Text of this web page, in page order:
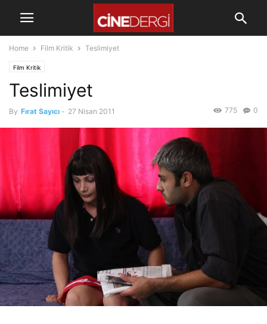
Home Film Kritik Teslimiyet
Film Kritik
Teslimiyet
By Fırat Sayıcı - 27 Nisan 2011 0
775